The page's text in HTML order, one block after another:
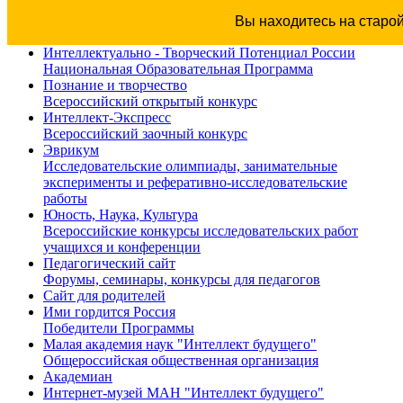
Вы находитесь на
Интеллектуально - Творческий Потенциал России
Национальная Образовательная Программа
Познание и творчество
Всероссийский открытый конкурс
Интеллект-Экспресс
Всероссийский заочный конкурс
Эврикум
Исследовательские олимпиады, занимательные
эксперименты и реферативно-исследовательские
работы
Юность, Наука, Культура
Всероссийские конкурсы исследовательских работ
учащихся и конференции
Педагогический сайт
Форумы, семинары, конкурсы для педагогов
Сайт для родителей
Ими гордится Россия
Победители Программы
Малая академия наук "Интеллект будущего"
Общероссийская общественная организация
Академиан
Интернет-музей МАН "Интеллект будущего"